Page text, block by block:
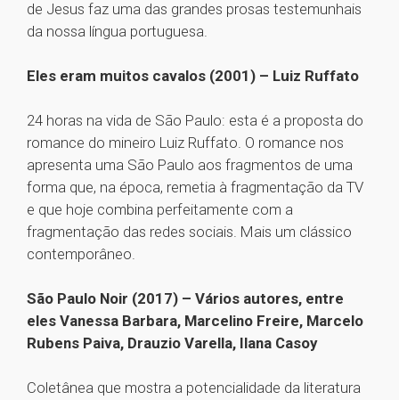
de Jesus faz uma das grandes prosas testemunhais
da nossa língua portuguesa.
Eles eram muitos cavalos (2001) – Luiz Ruffato
24 horas na vida de São Paulo: esta é a proposta do
romance do mineiro Luiz Ruffato. O romance nos
apresenta uma São Paulo aos fragmentos de uma
forma que, na época, remetia à fragmentação da TV
e que hoje combina perfeitamente com a
fragmentação das redes sociais. Mais um clássico
contemporâneo.
São Paulo Noir (2017) – Vários autores, entre
eles Vanessa Barbara, Marcelino Freire, Marcelo
Rubens Paiva, Drauzio Varella, Ilana Casoy
Coletânea que mostra a potencialidade da literatura